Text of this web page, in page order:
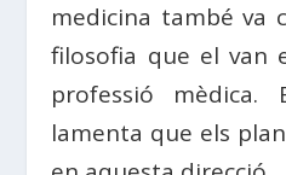
medicina també va
filosofia que el van
professió mèdica.
lamenta que els